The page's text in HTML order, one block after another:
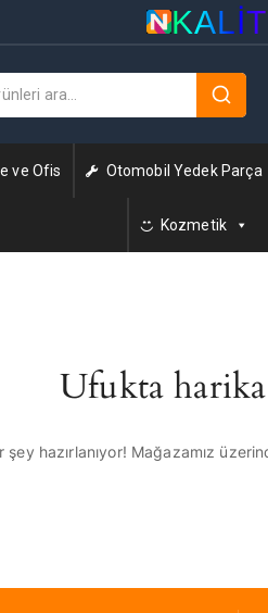
ve Ofis Otomobil Yedek Parça
Kozmetik
Ufukta
şey hazırlanıyor! Mağazamız